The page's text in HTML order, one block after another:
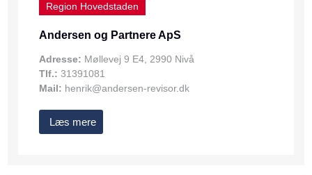
Region Hovedstaden
Andersen og Partnere ApS
Adresse: Møllevej 9 E4, 2990 Nivå
Tlf.: 31391081
Mail: henrik@andersen-revisor.dk
Læs mere